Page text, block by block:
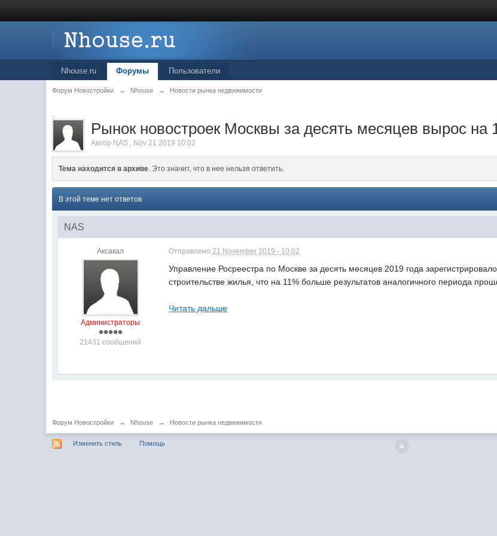
Nhouse.ru Форумы Пользователи
Форум Новостройки → Nhouse → Новости рынка недвижимости
.
Рынок новостроек Москвы за десять месяцев вырос на
Автор NAS , Nov 21 2019 10:02
Тема находится в архиве. Это значит, что в нее нельзя ответить.
В этой теме нет ответов
NAS
Аксакал
Администраторы
21431 сообщений
Отправлено21 November 2019 - 10:02
Управление Росреестра по Москве за десять месяцев 2019 года
строительстве жилья, что на 11% больше результатов аналогичного периода
Читать дальше
Форум Новостройки → Nhouse → Новости рынка недвижимости
Изменить стиль Помощь